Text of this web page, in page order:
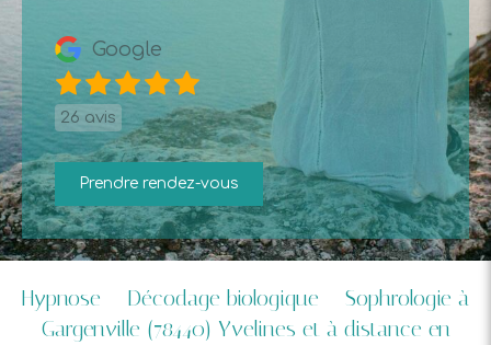
Google
26 avis
Prendre rendez-vous
Hypnose – Décodage biologique – Sophrologie à
Gargenville (78440) Yvelines et à distance en